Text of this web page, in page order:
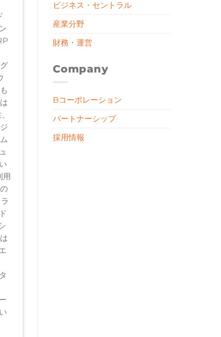
用
ビジネス・セントラル
産業分野
財務・運営
Company
Bコーポレーション
パートナーシップ
採用情報